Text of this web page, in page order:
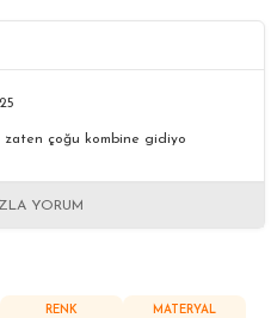
çoğu kombine gidiyo
YORUM
RENK MATERYAL